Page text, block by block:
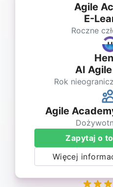
Agile
E-
Roczne
AI
Rok
Agile
Zapytaj o
Więcej